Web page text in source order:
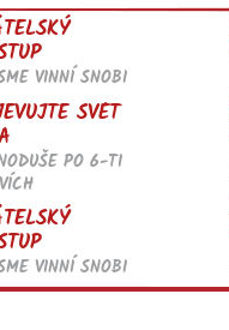
VINNÍ SNOBI
SVĚT
PO 6-TI
VINNÍ SNOBI